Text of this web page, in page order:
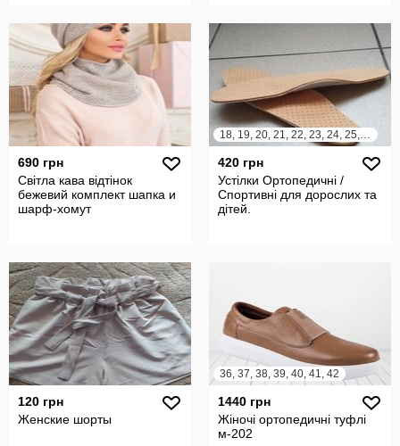
690 грн
Світла кава відтінок
бежевий комплект шапка и
шарф-хомут
18, 19, 20, 21, 22, 23, 24, 25, 26, 27, 28, 29, 30, 31, 32, 33, 34, 35, 36, 37, 38, 39, 40, 41, 42, 43, 44, 45, 46
420 грн
Устілки Ортопедичні /
Спортивні для дорослих та
дітей.
120 грн
Женские шорты
36, 37, 38, 39, 40, 41, 42
1440 грн
Жіночі ортопедичні туфлі
м-202